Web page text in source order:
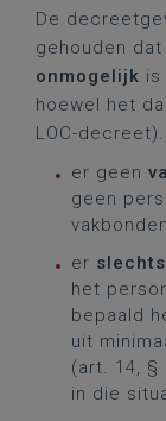
De
gehouden
onmogelijk is
hoewel het
LOC-
er geen
geen
er
het
bepaald
uit
(art. 14, §
in die